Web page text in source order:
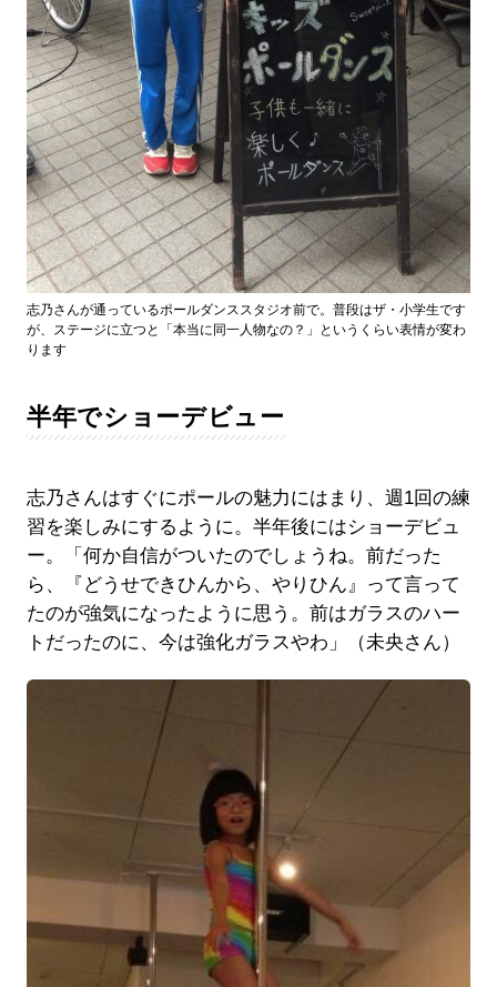
志乃さんが通っているポールダンススタジオ前で。普段はザ・小学生です
が、ステージに立つと「本当に同一人物なの？」というくらい表情が変わ
ります
半年でショーデビュー
志乃さんはすぐにポールの魅力にはまり、週1回の練
習を楽しみにするように。半年後にはショーデビュ
ー。「何か自信がついたのでしょうね。前だった
ら、『どうせできひんから、やりひん』って言って
たのが強気になったように思う。前はガラスのハー
トだったのに、今は強化ガラスやわ」（未央さん）